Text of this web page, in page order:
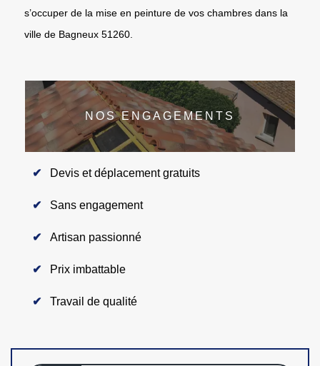
s’occuper de la mise en peinture de vos chambres dans la
ville de Bagneux 51260.
NOS ENGAGEMENTS
Devis et déplacement gratuits
Sans engagement
Artisan passionné
Prix imbattable
Travail de qualité